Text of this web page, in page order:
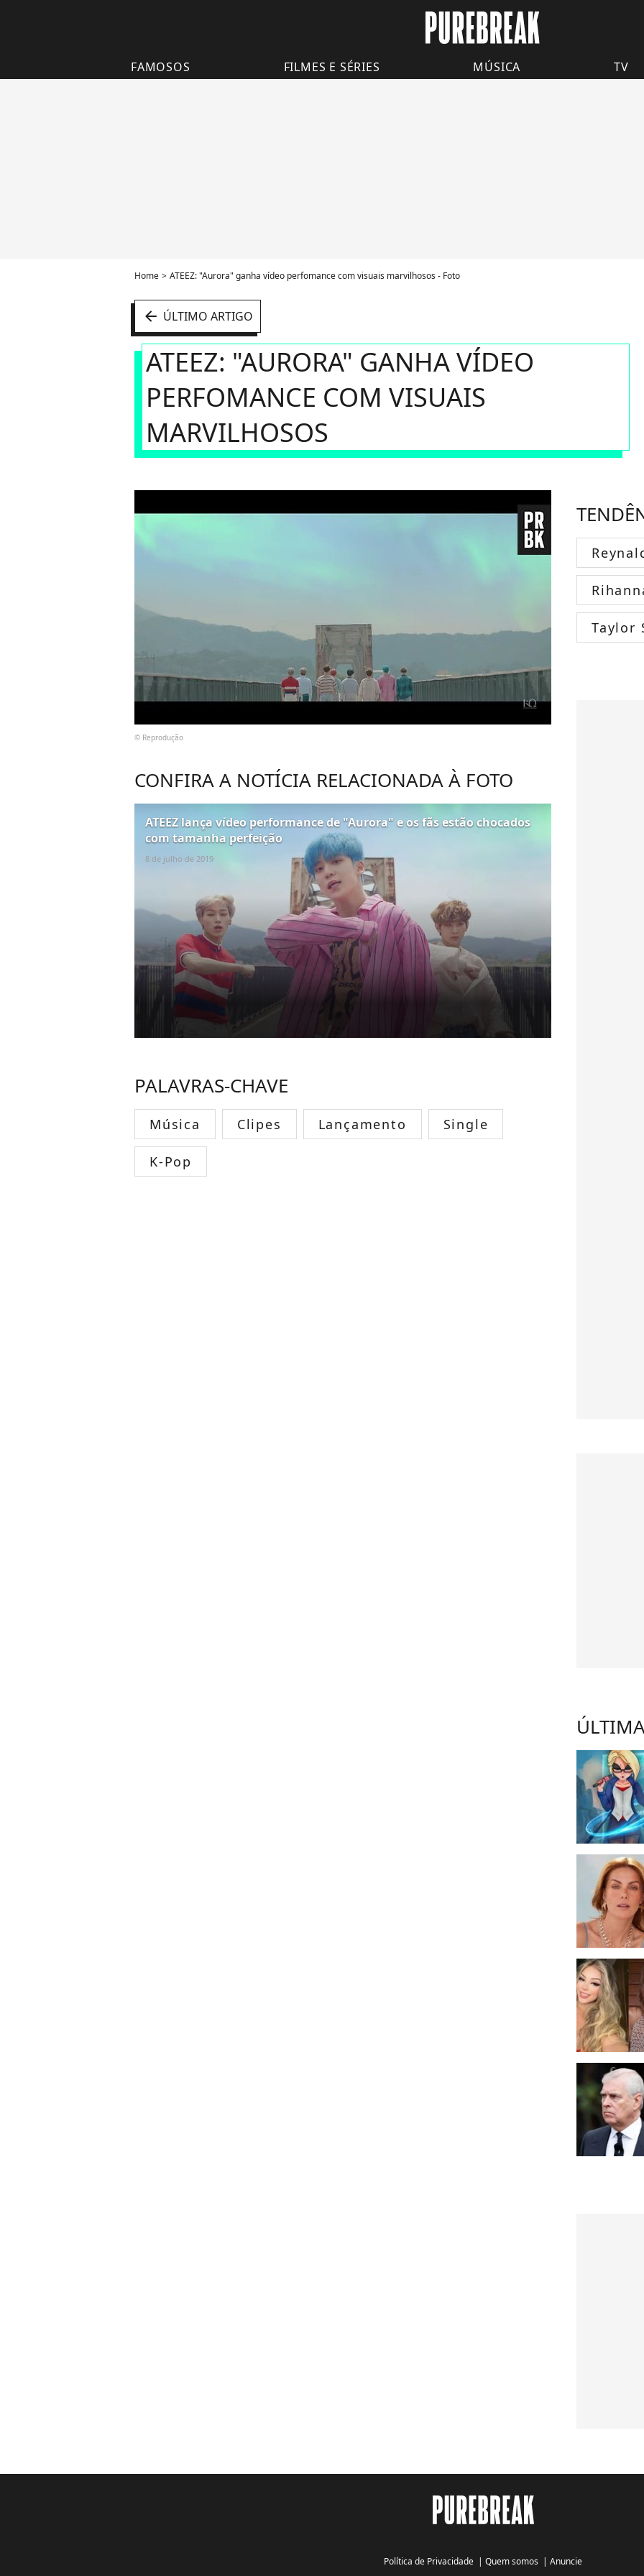
FAMOSOS FILMES E SÉRIES MÚSICA TV
Home ATEEZ: "Aurora" ganha vídeo perfomance com visuais marvilhosos - Foto
arrow_left ÚLTIMO ARTIGO
ATEEZ: "AURORA" GANHA VÍDEO
PERFOMANCE COM VISUAIS
MARVILHOSOS
© Reprodução
CONFIRA A NOTÍCIA RELACIONADA À FOTO
ATEEZ lança vídeo performance de "Aurora" e os fãs estão chocados
com tamanha perfeição
8 de julho de 2019
PALAVRAS-CHAVE
Música Clipes Lançamento Single
K-Pop
Taylor
Política de Privacidade | Quem somos | Anuncie